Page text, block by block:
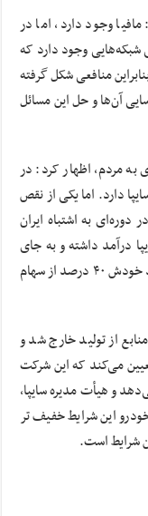
وجود دارد، اما در
شبکه‌هایی وجود دارد که
منافعی شکل گرفته
آن‌ها و حل این مسائل
به مردم، اظهار کرد: در
دارد. اما یکی از نقص
دوره‌ای به اشتباه ایران
درآمد داشته و به جای
اینکه درآمد را صرف تحقیق و توسعه محصول کند خودش ۴۰ درصد از سهام
از تولید خارج شد و
می‌کند که این شرکت
و هیأت مدیره سایپا،
این شرایط خفیف تر
شرایط است.